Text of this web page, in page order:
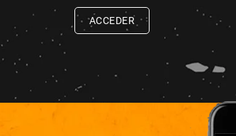
ACCEDER